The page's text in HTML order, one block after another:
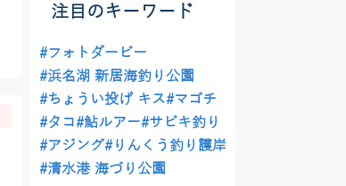
注目のキーワード
#フォトダービー
#浜名湖 新居海釣り公園
#ちょうい投げ キス#マゴチ
#タコ#鮎ルアー#サビキ釣り
#アジング#りんくう釣り護岸
#清水港 海づり公園